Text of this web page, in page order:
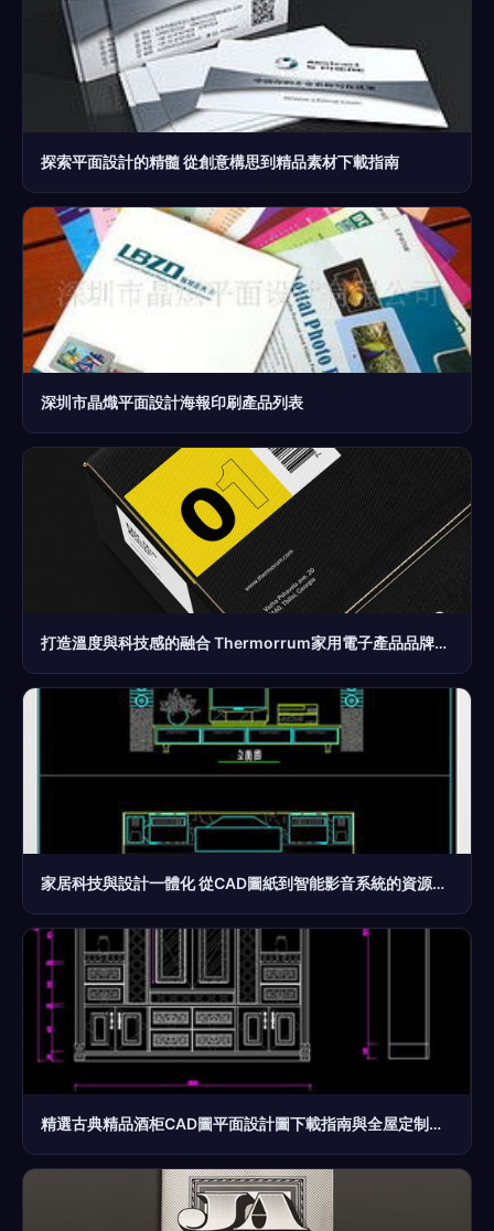
探索平面設計的精髓 從創意構思到精品素材下載指南
深圳市晶熾平面設計海報印刷產品列表
打造溫度與科技感的融合 Thermorrum家用電子產品品牌形象設計解析
家居科技與設計一體化 從CAD圖紙到智能影音系統的資源全解析
精選古典精品酒柜CAD圖平面設計圖下載指南與全屋定制圖紙大全